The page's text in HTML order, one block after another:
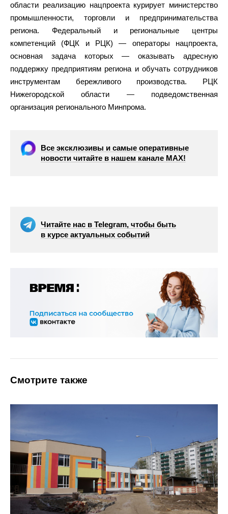
области реализацию нацпроекта курирует министерство
промышленности, торговли и предпринимательства
региона. Федеральный и региональные центры
компетенций (ФЦК и РЦК) — операторы нацпроекта,
основная задача которых — оказывать адресную
поддержку предприятиям региона и обучать сотрудников
инструментам бережливого производства. РЦК
Нижегородской области — подведомственная
организация регионального Минпрома.
Все эксклюзивы и самые оперативные
новости читайте в нашем канале МАХ!
Читайте нас в Telegram, чтобы быть
в курсе актуальных событий
Смотрите также